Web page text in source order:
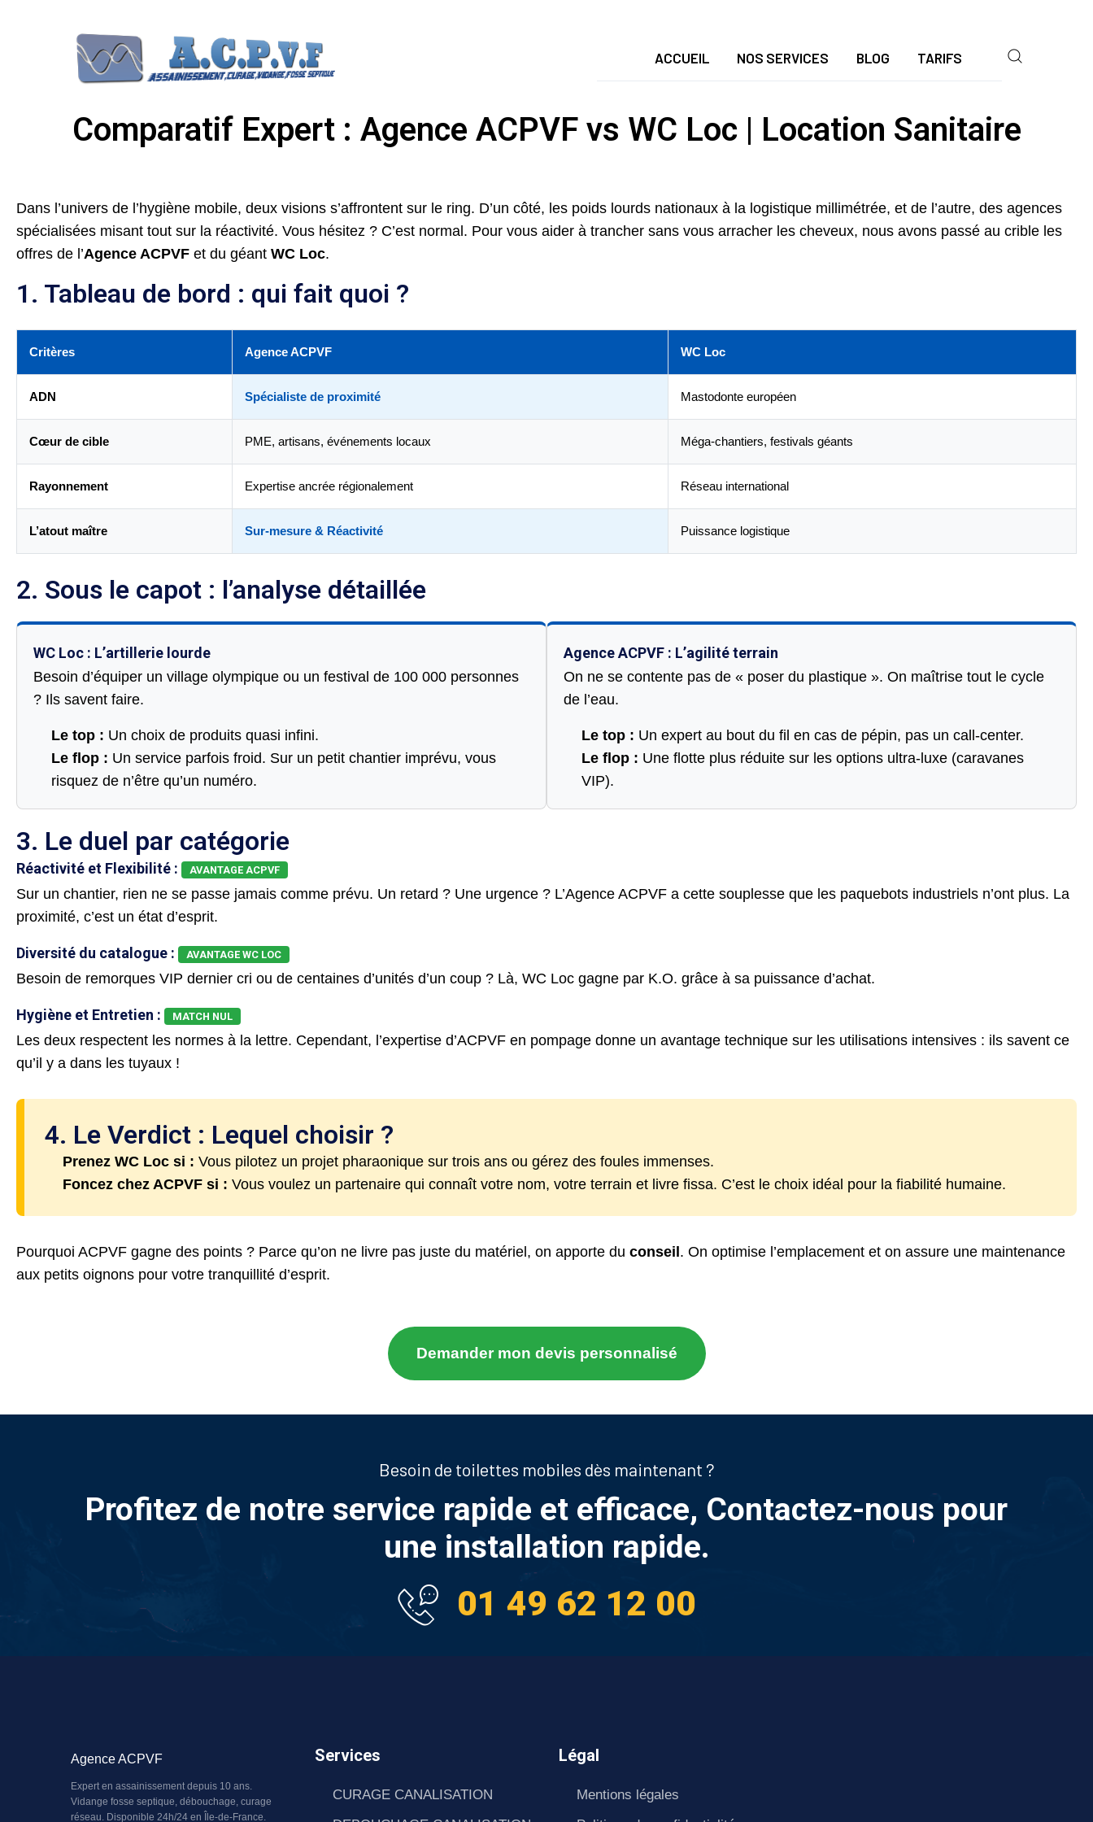
ACCUEIL NOS SERVICES BLOG TARIFS
Comparatif Expert : Agence ACPVF vs WC Loc | Location Sanitaire
Dans l’univers de l’hygiène mobile, deux visions s’affrontent sur le ring. D’un côté, les poids lourds nationaux à la logistique millimétrée, et de l’autre, des agences
spécialisées misant tout sur la réactivité. Vous hésitez ? C’est normal. Pour vous aider à trancher sans vous arracher les cheveux, nous avons passé au crible les
offres de l’Agence ACPVF et du géant WC Loc.
1. Tableau de bord : qui fait quoi ?
Critères Agence ACPVF WC Loc
ADN Spécialiste de proximité Mastodonte européen
Cœur de cible PME, artisans, événements locaux Méga-chantiers, festivals géants
Rayonnement Expertise ancrée régionalement Réseau international
L’atout maître Sur-mesure & Réactivité Puissance logistique
2. Sous le capot : l’analyse détaillée
WC Loc : L’artillerie lourde
Besoin d’équiper un village olympique ou un festival de 100 000 personnes
? Ils savent faire.
Le top : Un choix de produits quasi infini.
Le flop : Un service parfois froid. Sur un petit chantier imprévu, vous
risquez de n’être qu’un numéro.
Agence ACPVF : L’agilité terrain
On ne se contente pas de « poser du plastique ». On maîtrise tout le cycle
de l’eau.
Le top : Un expert au bout du fil en cas de pépin, pas un call-center.
Le flop : Une flotte plus réduite sur les options ultra-luxe (caravanes
VIP).
3. Le duel par catégorie
Réactivité et Flexibilité : AVANTAGE ACPVF
Sur un chantier, rien ne se passe jamais comme prévu. Un retard ? Une urgence ? L’Agence ACPVF a cette souplesse que les paquebots industriels n’ont plus. La
proximité, c’est un état d’esprit.
Diversité du catalogue : AVANTAGE WC LOC
Besoin de remorques VIP dernier cri ou de centaines d’unités d’un coup ? Là, WC Loc gagne par K.O. grâce à sa puissance d’achat.
Hygiène et Entretien : MATCH NUL
Les deux respectent les normes à la lettre. Cependant, l’expertise d’ACPVF en pompage donne un avantage technique sur les utilisations intensives : ils savent ce
qu’il y a dans les tuyaux !
4. Le Verdict : Lequel choisir ?
Prenez WC Loc si : Vous pilotez un projet pharaonique sur trois ans ou gérez des foules immenses.
Foncez chez ACPVF si : Vous voulez un partenaire qui connaît votre nom, votre terrain et livre fissa. C’est le choix idéal pour la fiabilité humaine.
Pourquoi ACPVF gagne des points ? Parce qu’on ne livre pas juste du matériel, on apporte du conseil. On optimise l’emplacement et on assure une maintenance
aux petits oignons pour votre tranquillité d’esprit.
Demander mon devis personnalisé
Besoin de toilettes mobiles dès maintenant ?
Profitez de notre service rapide et efficace, Contactez-nous pour
une installation rapide.
01 49 62 12 00
Agence ACPVF
Expert en assainissement depuis 10 ans.
Vidange fosse septique, débouchage, curage
réseau. Disponible 24h/24 en Île-de-France.
Services
CURAGE CANALISATION
Légal
Mentions légales